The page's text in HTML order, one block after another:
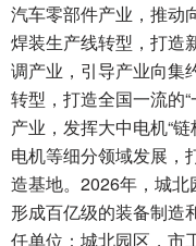
汽车零部件产业，推动
焊装生产线转型，打造
调产业，引导产业向集
转型，打造全国一流的
产业，发挥大中电机“
电机等细分领域发展，
造基地。2026年，城北
形成百亿级的装备制造
任单位：城北园区，市